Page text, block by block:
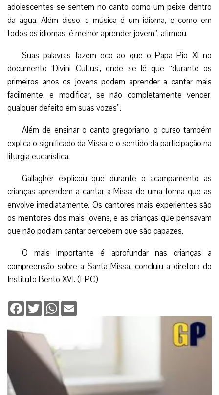
adolescentes se sentem no canto como um peixe dentro
da água. Além disso, a música é um idioma, e como em
todos os idiomas, é melhor aprender jovem”, afirmou.
Suas palavras fazem eco ao que o Papa Pio XI no
documento ‘Divini Cultus’, onde se lê que “durante os
primeiros anos os jovens podem aprender a cantar mais
facilmente, e modificar, se não completamente vencer,
qualquer defeito em suas vozes”.
Além de ensinar o canto gregoriano, o curso também
explica o significado da Missa e o sentido da participação na
liturgia eucarística.
Gallagher explicou que durante o acampamento as
crianças aprendem a cantar a Missa de uma forma que as
envolve imediatamente. Os cantores mais experientes são
os mentores dos mais jovens, e as crianças que pensavam
que não podiam cantar percebem que são capazes.
O mais importante é aprofundar nas crianças a
compreensão sobre a Santa Missa, concluiu a diretora do
Instituto Bento XVI. (EPC)
Facebook
TwitterWhatsApp